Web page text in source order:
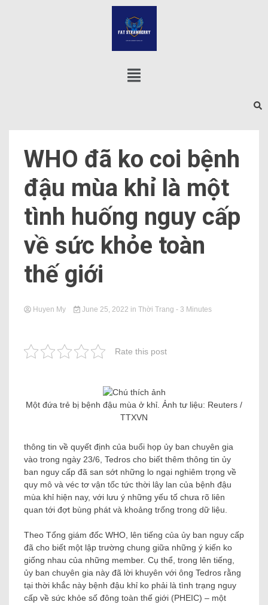
WHO đã ko coi bệnh
đậu mùa khỉ là một
tình huống nguy cấp
về sức khỏe toàn
thế giới
Huyen My June 25, 2022 in Thời Trang - 3 Minutes
Rate this post
Một đứa trẻ bị bệnh đậu mùa ở khỉ. Ảnh tư liệu: Reuters /
TTXVN
thông tin về quyết định của buổi họp ủy ban chuyên gia
vào trong ngày 23/6, Tedros cho biết thêm thông tin ủy
ban nguy cấp đã san sớt những lo ngại nghiêm trọng về
quy mô và véc tơ vận tốc tức thời lây lan của bệnh đậu
mùa khỉ hiện nay, với lưu ý những yếu tố chưa rõ liên
quan tới đợt bùng phát và khoảng trống trong dữ liệu.
Theo Tổng giám đốc WHO, lên tiếng của ủy ban nguy cấp
đã cho biết một lập trường chung giữa những ý kiến ko
giống nhau của những member. Cụ thể, trong lên tiếng,
ủy ban chuyên gia này đã lời khuyên với ông Tedros rằng
tại thời khắc này bệnh đậu khỉ ko phải là tình trạng nguy
cấp về sức khỏe số đông toàn thế giới (PHEIC) – một